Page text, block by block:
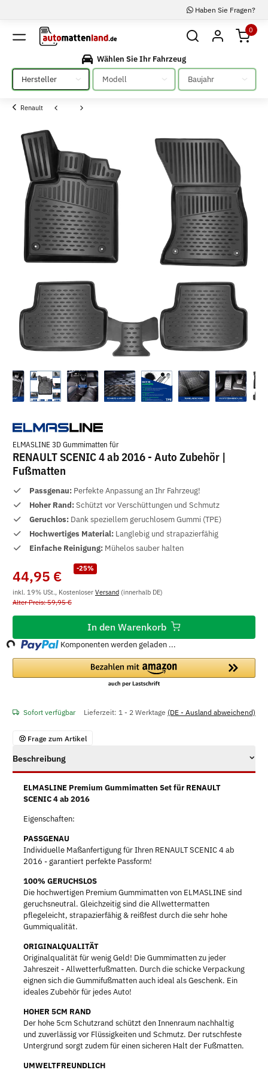
Haben Sie Fragen?
0
Wählen Sie Ihr Fahrzeug
Bitte auswählen
Bitte auswählen Bitte auswählen
Renault
ELMASLINE 3D Gummimatten für
RENAULT SCENIC 4 ab 2016 - Auto Zubehör |
Fußmatten
Passgenau: Perfekte Anpassung an Ihr Fahrzeug!
Hoher Rand:Schützt vor Verschüttungen und Schmutz
Geruchlos: Dank speziellem geruchlosem Gummi (TPE)
Hochwertiges Material: Langlebig und strapazierfähig
Einfache Reinigung: Mühelos sauber halten
-25%
44,95 €
inkl. 19% USt., Kostenloser Versand (innerhalb DE)
Alter Preis: 59,95 €
In den Warenkorb
Komponenten werden geladen ...
Sofort verfügbar Lieferzeit: 1 - 2 Werktage (DE - Ausland abweichend)
Frage zum Artikel
Beschreibung
ELMASLINE Premium Gummimatten Set für RENAULT
SCENIC 4 ab 2016
Eigenschaften:
PASSGENAU
Individuelle Maßanfertigung für Ihren RENAULT SCENIC 4 ab
2016 - garantiert perfekte Passform!
100% GERUCHSLOS
Die hochwertigen Premium Gummimatten von ELMASLINE sind
geruchsneutral. Gleichzeitig sind die Allwettermatten
pflegeleicht, strapazierfähig & reißfest durch die sehr hohe
Gummiqualität.
ORIGINALQUALITÄT
Originalqualität für wenig Geld! Die Gummimatten zu jeder
Jahreszeit - Allwetterfußmatten. Durch die schicke Verpackung
eignen sich die Gummifußmatten auch ideal als Geschenk. Ein
ideales Zubehör für jedes Auto!
HOHER 5CM RAND
Der hohe 5cm Schutzrand schützt den Innenraum nachhaltig
und zuverlässig vor Flüssigkeiten und Schmutz. Der rutschfeste
Untergrund sorgt zudem für einen sicheren Halt der Fußmatten.
UMWELTFREUNDLICH